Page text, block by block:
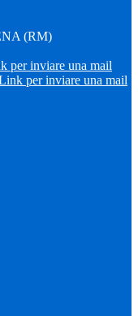
(RM)
per inviare una mail
per inviare una mail